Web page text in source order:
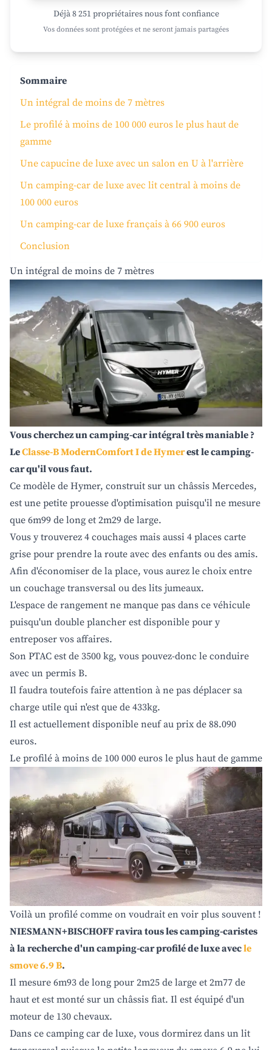
Déjà 8 251 propriétaires nous font confiance
Vos données sont protégées et ne seront jamais partagées
Sommaire
Un intégral de moins de 7 mètres
Le profilé à moins de 100 000 euros le plus haut de
gamme
Une capucine de luxe avec un salon en U à l'arrière
Un camping-car de luxe avec lit central à moins de
100 000 euros
Un camping-car de luxe français à 66 900 euros
Conclusion
Un intégral de moins de 7 mètres
Vous cherchez un camping-car intégral très maniable ?
LeClasse-B ModernComfort I de Hymerest le camping-
car qu'il vous faut.
Ce modèle de Hymer, construit sur un châssis Mercedes,
est une petite prouesse d'optimisation puisqu'il ne mesure
que 6m99 de long et 2m29 de large.
Vous y trouverez 4 couchages mais aussi 4 places carte
grise pour prendre la route avec des enfants ou des amis.
Afin d'économiser de la place, vous aurez le choix entre
un couchage transversal ou des lits jumeaux.
L'espace de rangement ne manque pas dans ce véhicule
puisqu'un double plancher est disponible pour y
entreposer vos affaires.
Son PTAC est de 3500 kg, vous pouvez-donc le conduire
avec un permis B.
Il faudra toutefois faire attention à ne pas déplacer sa
charge utile qui n'est que de 433kg.
Il est actuellement disponible neuf au prix de 88.090
euros.
Le profilé à moins de 100 000 euros le plus haut de gamme
Voilà un profilé comme on voudrait en voir plus souvent !
NIESMANN+BISCHOFF ravira tous les camping-caristes
à la recherche d'un camping-car profilé de luxe avecle
smove 6.9 B.
Il mesure 6m93 de long pour 2m25 de large et 2m77 de
haut et est monté sur un châssis fiat. Il est équipé d'un
moteur de 130 chevaux.
Dans ce camping car de luxe, vous dormirez dans un lit